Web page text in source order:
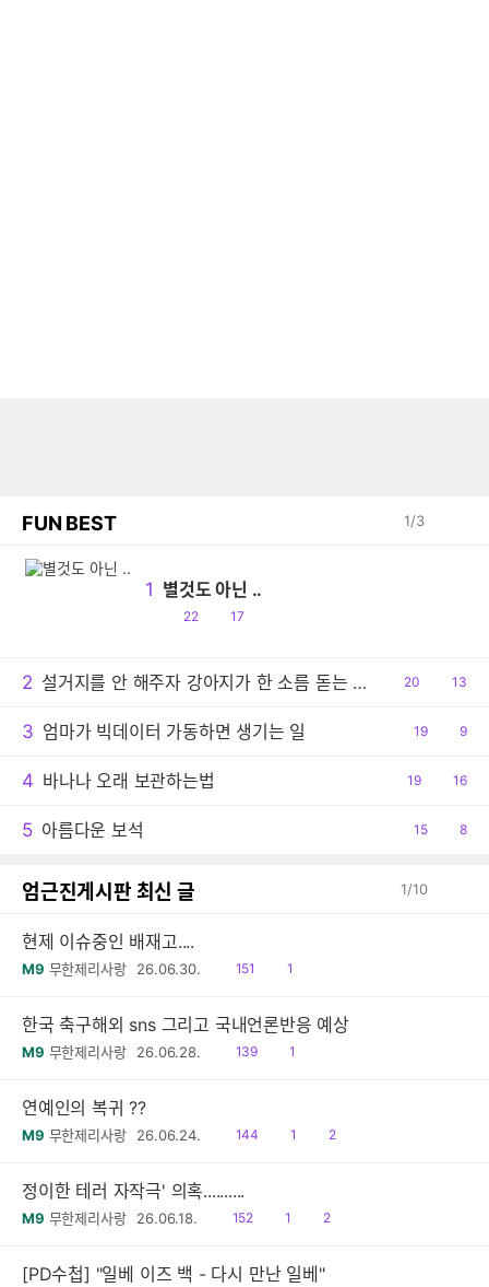
FUN BEST 1/3
1 별것도 아닌 ..
공
22
댓
17
2 설거지를 안 해주자 강아지가 한 소름 돋는 행동
공
20
댓
13
3 엄마가 빅데이터 가동하면 생기는 일
공
19
댓
9
4 바나나 오래 보관하는법
공
19
댓
16
5 아름다운 보석
공
15
댓
8
엄근진게시판 최신 글 1/10
현제 이슈중인 배재고....
M9 무한제리사랑 26.06.30.
읽
151
공1
한국 축구해외 sns 그리고 국내언론반응 예상
M9 무한제리사랑 26.06.28.
읽
139
공1
연예인의 복귀 ??
M9 무한제리사랑 26.06.24.
읽
144
공1
댓
2
정이한 테러 자작극' 의혹..........
M9 무한제리사랑 26.06.18.
읽
152
공1
댓
2
[PD수첩] "일베 이즈 백 - 다시 만난 일베"